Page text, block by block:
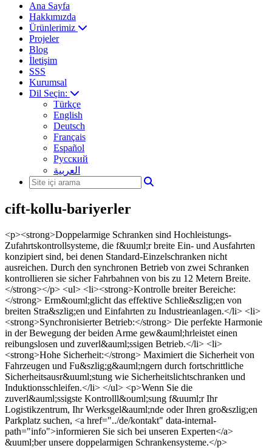
Ana Sayfa
Hakkımızda
Ürünlerimiz
Projeler
Blog
İletişim
SSS
Kurumsal
Dil Seçin:
Türkçe
English
Deutsch
Français
Español
Русский
العربية
cift-kollu-bariyerler
<p><strong>Doppelarmige Schranken sind Hochleistungs-
Zufahrtskontrollsysteme, die f&uuml;r breite Ein- und Ausfahrten
konzipiert sind, bei denen Standard-Einzelschranken nicht
ausreichen. Durch den synchronen Betrieb von zwei Schranken
kontrollieren sie sicher Fahrbahnen von bis zu 12 Metern Breite.
</strong></p> <ul> <li><strong>Kontrolle breiter Bereiche:
</strong> Erm&ouml;glicht das effektive Schlie&szlig;en von
breiten Stra&szlig;en und Einfahrten zu Industrieanlagen.</li> <li>
<strong>Synchronisierter Betrieb:</strong> Die perfekte Harmonie
in der Bewegung der beiden Arme gew&auml;hrleistet einen
reibungslosen und zuverl&auml;ssigen Betrieb.</li> <li>
<strong>Hohe Sicherheit:</strong> Maximiert die Sicherheit von
Fahrzeugen und Fu&szlig;g&auml;ngern durch fortschrittliche
Sicherheitsausr&uuml;stung wie Sicherheitslichtschranken und
Induktionsschleifen.</li> </ul> <p>Wenn Sie die
zuverl&auml;ssigste Kontrolll&ouml;sung f&uuml;r Ihr
Logistikzentrum, Ihr Werksgel&auml;nde oder Ihren gro&szlig;en
Parkplatz suchen, <a href="../de/kontakt" data-internal-
path="info">informieren Sie sich bei unseren Experten</a>
&uuml;ber unsere doppelarmigen Schrankensysteme.</p>